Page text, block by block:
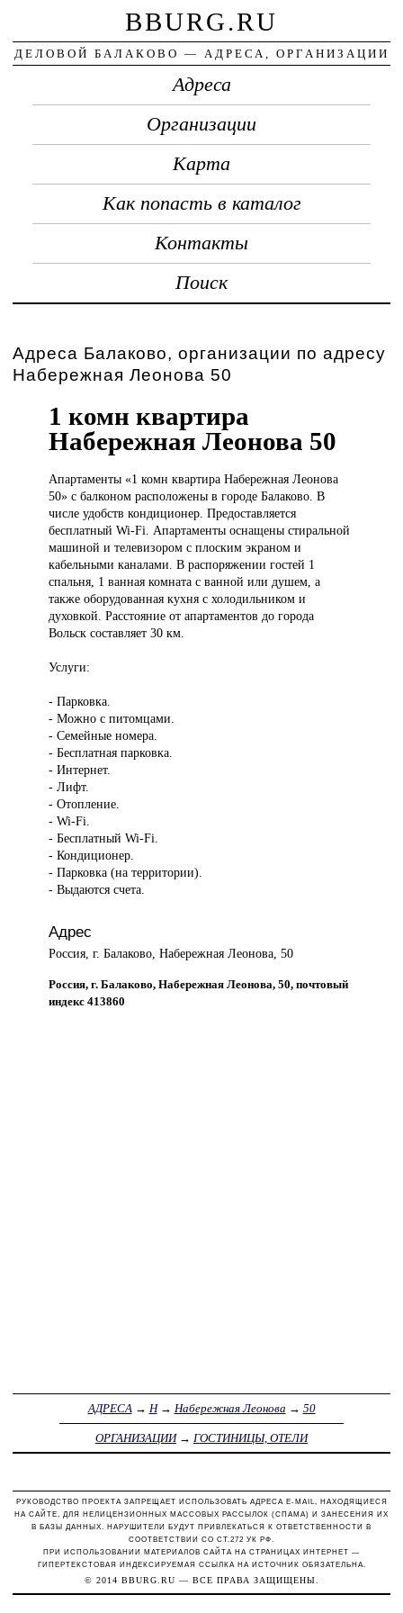
BBURG.RU
ДЕЛОВОЙ БАЛАКОВО — АДРЕСА, ОРГАНИЗАЦИИ
Адреса
Организации
Карта
Как попасть в каталог
Контакты
Поиск
Адреса Балаково, организации по адресу
Набережная Леонова 50
1 комн квартира
Набережная Леонова 50
Апартаменты «1комн квартира Набережная Леонова
50» с балконом расположены в городе Балаково. В
числе удобств кондиционер. Предоставляется
бесплатный Wi-Fi. Апартаменты оснащены стиральной
машиной и телевизором с плоским экраном и
кабельными каналами. В распоряжении гостей 1
спальня, 1 ванная комната с ванной или душем, а
также оборудованная кухня с холодильником и
духовкой. Расстояние от апартаментов до города
Вольск составляет 30 км.
Услуги:
- Парковка.
- Можно с питомцами.
- Семейные номера.
- Бесплатная парковка.
- Интернет.
- Лифт.
- Отопление.
- Wi-Fi.
- Бесплатный Wi-Fi.
- Кондиционер.
- Парковка (на территории).
- Выдаются счета.
Адрес
Россия, г. Балаково, Набережная Леонова, 50
Россия, г. Балаково, Набережная Леонова, 50, почтовый
индекс 413860
АДРЕСА→ Н→ Набережная Леонова → 50
ОРГАНИЗАЦИИ→ ГОСТИНИЦЫ, ОТЕЛИ
РУКОВОДСТВО ПРОЕКТА ЗАПРЕЩАЕТ ИСПОЛЬЗОВАТЬ АДРЕСА E-MAIL, НАХОДЯЩИЕСЯ
НА САЙТЕ, ДЛЯ НЕЛИЦЕНЗИОННЫХ МАССОВЫХ РАССЫЛОК (СПАМА) И ЗАНЕСЕНИЯ ИХ
В БАЗЫ ДАННЫХ. НАРУШИТЕЛИ БУДУТ ПРИВЛЕКАТЬСЯ К ОТВЕТСТВЕННОСТИ В
СООТВЕТСТВИИ СО СТ.272 УК РФ.
ПРИ ИСПОЛЬЗОВАНИИ МАТЕРИАЛОВ САЙТА НА СТРАНИЦАХ ИНТЕРНЕТ —
ГИПЕРТЕКСТОВАЯ ИНДЕКСИРУЕМАЯ ССЫЛКА НА ИСТОЧНИК ОБЯЗАТЕЛЬНА.
© 2014 BBURG.RU — ВСЕ ПРАВА ЗАЩИЩЕНЫ.